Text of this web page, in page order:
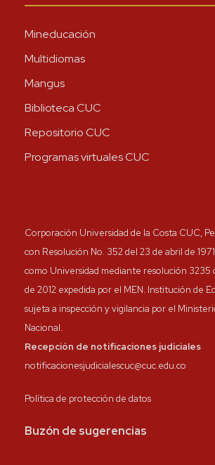
Mineducación
Multidiomas
Mangus
Biblioteca CUC
Repositorio CUC
Programas virtuales CUC
Corporación Universidad de la Costa CUC,
con Resolución No. 352 del 23 de abril de
como Universidad mediante resolución 3235
de 2012 expedida por el MEN. Institución de
sujeta a inspección y vigilancia por el
Nacional.
Recepción de notificaciones judiciales
notificacionesjudicialescuc@cuc.edu.co
Política de protección de datos
Buzón de sugerencias